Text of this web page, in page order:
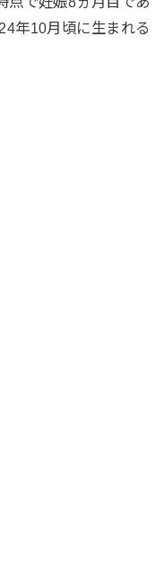
年10月頃に生まれる